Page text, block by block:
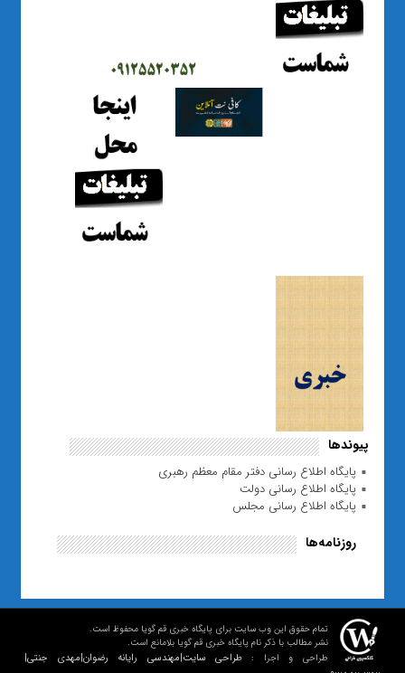
پیوندها
پایگاه اطلاع رسانی دفتر مقام معظم رهبری
پایگاه اطلاع رسانی دولت
پایگاه اطلاع رسانی مجلس
روزنامه‌ها
تمام حقوق این وب سایت برای پایگاه خبری قم گویا محفوظ است.
نشر مطالب با ذکر نام پایگاه خبری قم گویا بلامانع است.
طراحی و اجرا : طراحی سایت|مهندسی رایانه رضوان|مهدی جنتی|